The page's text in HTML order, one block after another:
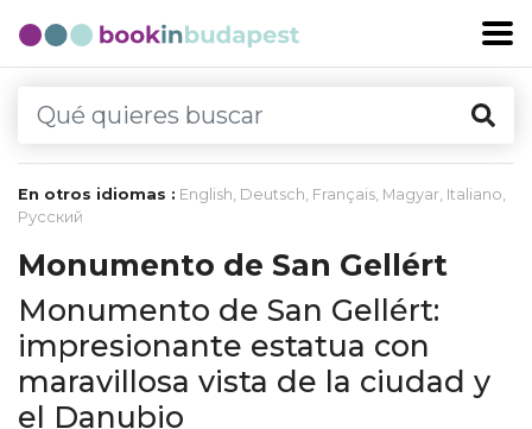
En otros idiomas : English, Deutsch, Français, Magyar, Italiano,
Русский
Monumento de San Gellért
Monumento de San Gellért:
impresionante estatua con
maravillosa vista de la ciudad y
el Danubio